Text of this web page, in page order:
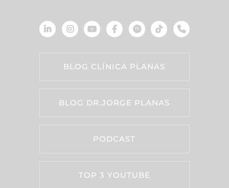
BLOG CLÍNICA PLANAS
BLOG DR.JORGE PLANAS
PODCAST
TOP 3 YOUTUBE